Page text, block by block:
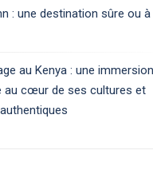
: une destination sûre ou à
au Kenya : une immersion
au cœur de ses cultures et